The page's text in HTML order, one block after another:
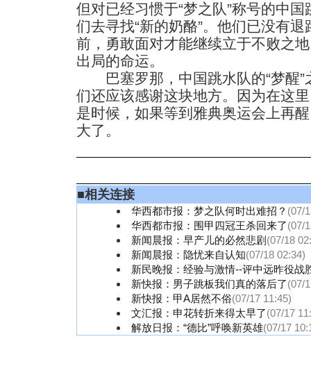
但对已经习惯于“梦之队”称号的中
们去寻找“新的奶酪”。他们已没有
前，勇敢面对才能继续立于不败之
出局的命运。
巴塞罗那，中国跳水队的“梦醒”
们还应该感谢这块地方。因为在这
是时候，如果等到雅典奥运会上再
大了。
■相关连接
华西都市报：梦之队何时出难招？ (07/
华西都市报：围甲四冠王杀回来了(07/
新闻晨报：早产儿的必然悲剧 (07/18
新闻晨报：隐忧来自认知(07/18 02:34)
新民晚报：经验与激情--评中远昨役战
新快报：男子跳板我们真的落后了(07/
新快报：甲A居然不俗(07/17 11:45)
文汇报：申花转折来得太早了(07/17
解放日报：“德比”呼唤新英雄(07/17